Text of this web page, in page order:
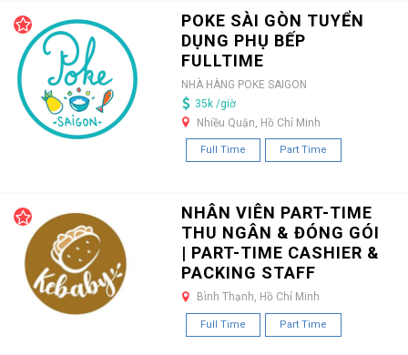
POKE SÀI GÒN TUYỂN
DỤNG PHỤ BẾP
FULLTIME
NHÀ HÀNG POKE SAIGON
35k /giờ
Nhiều Quận, Hồ Chí Minh
Full Time Part Time
NHÂN VIÊN PART-TIME
THU NGÂN & ĐÓNG GÓI
| PART-TIME CASHIER &
PACKING STAFF
Bình Thạnh, Hồ Chí Minh
Full Time Part Time